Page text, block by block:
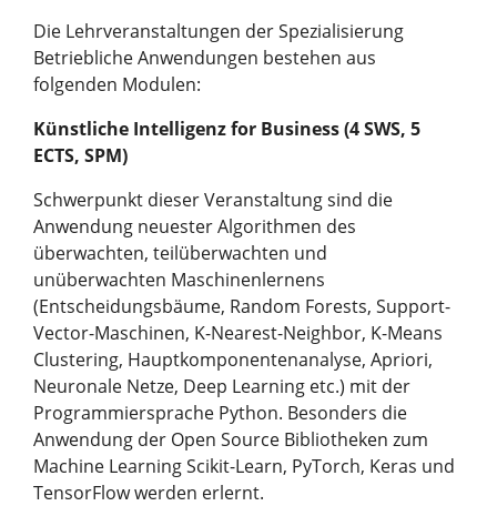
Die Lehrveranstaltungen der Spezialisierung
Betriebliche Anwendungen bestehen aus
folgenden Modulen:
Künstliche Intelligenz for Business (4 SWS, 5
ECTS, SPM)
Schwerpunkt dieser Veranstaltung sind die
Anwendung neuester Algorithmen des
überwachten, teilüberwachten und
unüberwachten Maschinenlernens
(Entscheidungsbäume, Random Forests, Support-
Vector-Maschinen, K-Nearest-Neighbor, K-Means
Clustering, Hauptkomponentenanalyse, Apriori,
Neuronale Netze, Deep Learning etc.) mit der
Programmiersprache Python. Besonders die
Anwendung der Open Source Bibliotheken zum
Machine Learning Scikit-Learn, PyTorch, Keras und
TensorFlow werden erlernt.